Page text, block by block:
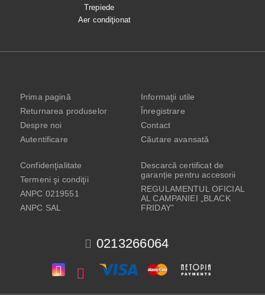
Trepiede
Aer condiţionat
0213266064
Prima pagină
Returnarea produselor
Despre noi
Autentificare
Informaţii utile
Înregistrare
Contact
Căutare avansată
Confidenţialitate
Termeni şi condiţii
ANPC 0219551
ANPC SAL
Descarcă certificat de
garanție pentru accesorii
REGULAMENTUL OFICIAL
AL CAMPANIEI „BLACK
FRIDAY”